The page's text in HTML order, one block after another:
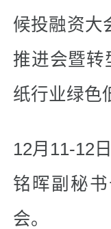
候投融资
推进会暨转
纸行业绿色
12月11-12
铭晖副秘
会。